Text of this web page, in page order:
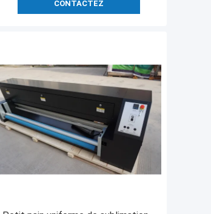
CONTACTEZ